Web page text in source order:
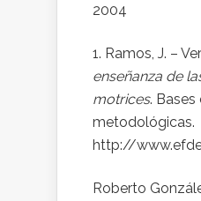
2004
Ramos, J. –
enseñanza de
motrices.
metodológicas.
http://
Roberto